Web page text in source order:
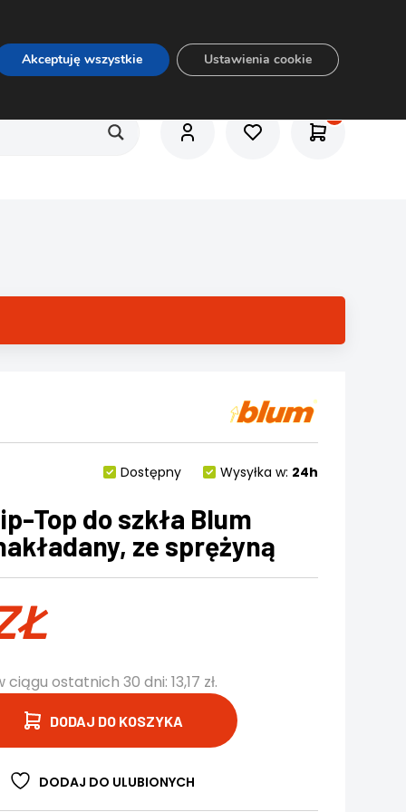
Dostępny Wysyłka w: 24h
Top do szkła Blum
ze sprężyną
ciągu ostatnich 30 dni: 13,17 zł.
DODAJ DO KOSZYKA
DODAJ DO ULUBIONYCH
Akceptuję wszystkie Ustawienia cookie